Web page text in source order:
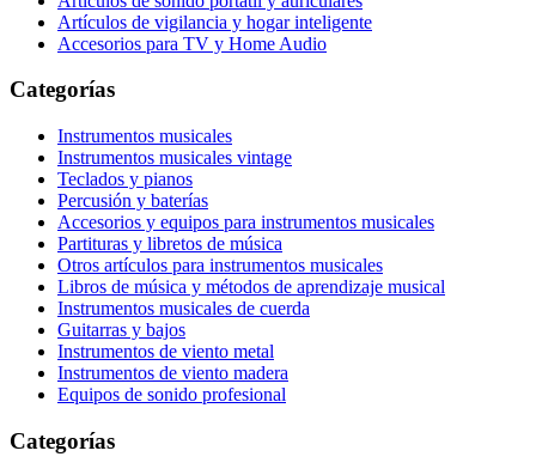
Artículos de vigilancia y hogar inteligente
Accesorios para TV y Home Audio
Categorías
Instrumentos musicales
Instrumentos musicales vintage
Teclados y pianos
Percusión y baterías
Accesorios y equipos para instrumentos musicales
Partituras y libretos de música
Otros artículos para instrumentos musicales
Libros de música y métodos de aprendizaje musical
Instrumentos musicales de cuerda
Guitarras y bajos
Instrumentos de viento metal
Instrumentos de viento madera
Equipos de sonido profesional
Categorías